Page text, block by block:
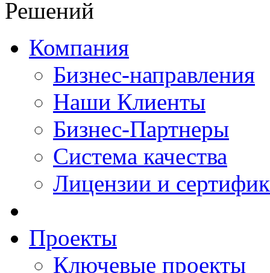
Компания
Бизнес-направления
Наши Клиенты
Бизнес-Партнеры
Система качества
Лицензии и
Проекты
Ключевые проекты